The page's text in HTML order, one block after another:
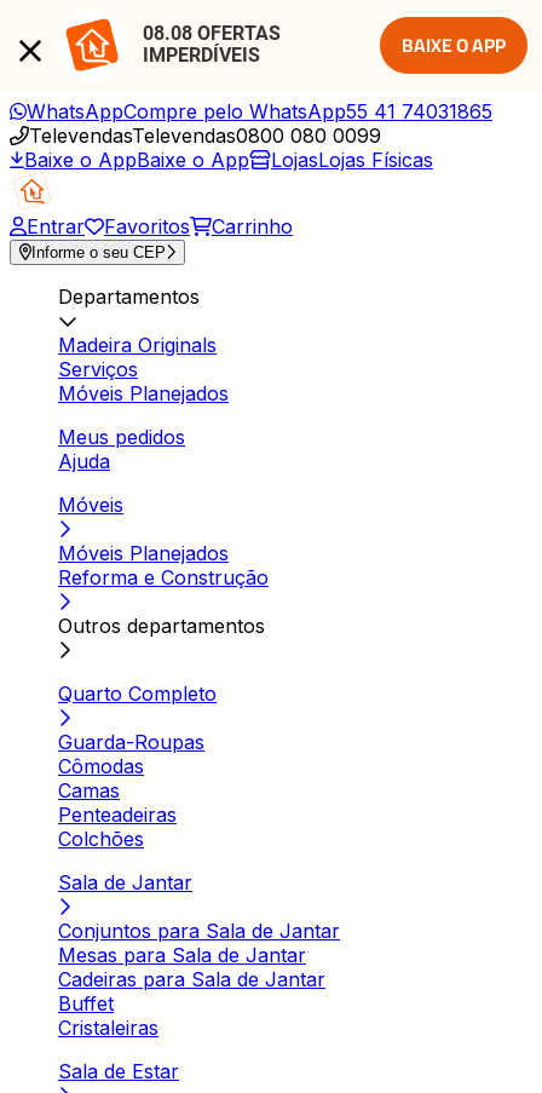
08.08 OFERTAS
IMPERDÍVEIS
BAIXE O APP
WhatsAppCompre pelo WhatsApp55 41 74031865
TelevendasTelevendas0800 080 0099
Baixe o AppBaixe o App LojasLojas Físicas
Entrar Favoritos Carrinho
Informe o seu CEP
Departamentos
Madeira Originals
Serviços
Móveis Planejados
Meus pedidos
Ajuda
Móveis
Móveis Planejados
Reforma e Construção
Outros departamentos
Quarto Completo
Guarda-Roupas
Cômodas
Camas
Penteadeiras
Colchões
Sala de Jantar
Conjuntos para Sala de Jantar
Mesas para Sala de Jantar
Cadeiras para Sala de Jantar
Buffet
Cristaleiras
Sala de Estar